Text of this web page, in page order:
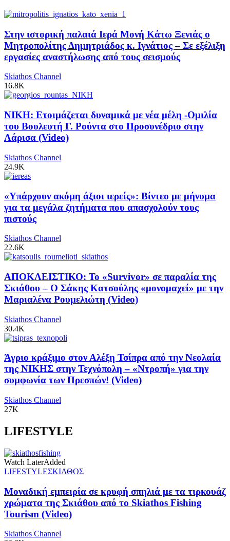
Στην ιστορική παλαιά Ιερά Μονή Κάτω Ξενιάς ο
Μητροπολίτης Δημητριάδος κ. Ιγνάτιος – Σε εξέλιξη
εργασίες αναστήλωσης από τους σεισμούς
Skiathos Channel
16.8K
ΝΙΚΗ: Ετοιμάζεται δυναμικά με νέα μέλη -Ομιλία
του Βουλευτή Γ. Ρούντα στο Προσυνέδριο στην
Λάρισα (Video)
Skiathos Channel
24.9K
«Υπάρχουν ακόμη άξιοι ιερείς»: Βίντεο με μήνυμα
για τα μεγάλα ζητήματα που απασχολούν τους
πιστούς
Skiathos Channel
22.6K
ΑΠΟΚΛΕΙΣΤΙΚΟ: Το «Survivor» σε παραλία της
Σκιάθου – Ο Σάκης Κατσούλης «μονομαχεί» με την
Μαριαλένα Ρουμελιώτη (Video)
Skiathos Channel
30.4K
Άγριο κράξιμο στον Αλέξη Τσίπρα από την Νεολαία
της ΝΙΚΗΣ στην Τεχνόπολη – «Ντροπή» για την
συμφωνία των Πρεσπών! (Video)
Skiathos Channel
27K
LIFESTYLE
Watch LaterAdded
LIFESTYLEΣΚΙΑΘΟΣ
Μοναδική εμπειρία σε κρυφή σπηλιά με τα τιρκουάζ
χρώματα της Σκιάθου από το Skiathos Fishing
Tourism (Video)
Skiathos Channel